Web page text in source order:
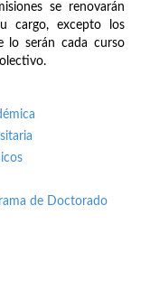
se renovarán
cargo, excepto los
lo serán cada curso
de Doctorado